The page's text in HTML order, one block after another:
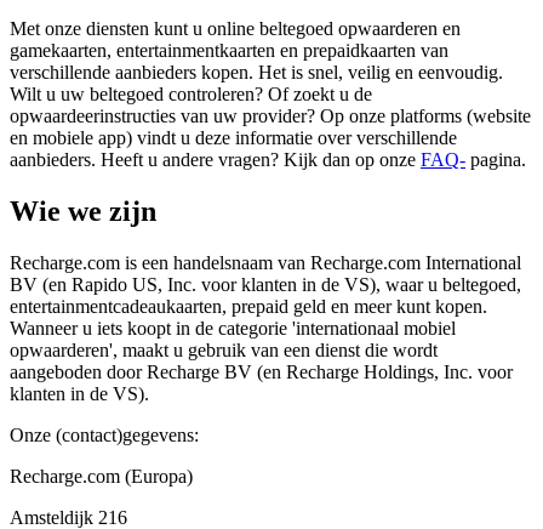
Met onze diensten kunt u online beltegoed opwaarderen en
gamekaarten, entertainmentkaarten en prepaidkaarten van
verschillende aanbieders kopen. Het is snel, veilig en eenvoudig.
Wilt u uw beltegoed controleren? Of zoekt u de
opwaardeerinstructies van uw provider? Op onze platforms (website
en mobiele app) vindt u deze informatie over verschillende
aanbieders. Heeft u andere vragen? Kijk dan op onze FAQ- pagina.
Wie we zijn
Recharge.com is een handelsnaam van Recharge.com International
BV (en Rapido US, Inc. voor klanten in de VS), waar u beltegoed,
entertainmentcadeaukaarten, prepaid geld en meer kunt kopen.
Wanneer u iets koopt in de categorie 'internationaal mobiel
opwaarderen', maakt u gebruik van een dienst die wordt
aangeboden door Recharge BV (en Recharge Holdings, Inc. voor
klanten in de VS).
Onze (contact)gegevens:
Recharge.com (Europa)
Amsteldijk 216